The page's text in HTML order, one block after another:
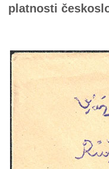
platnosti